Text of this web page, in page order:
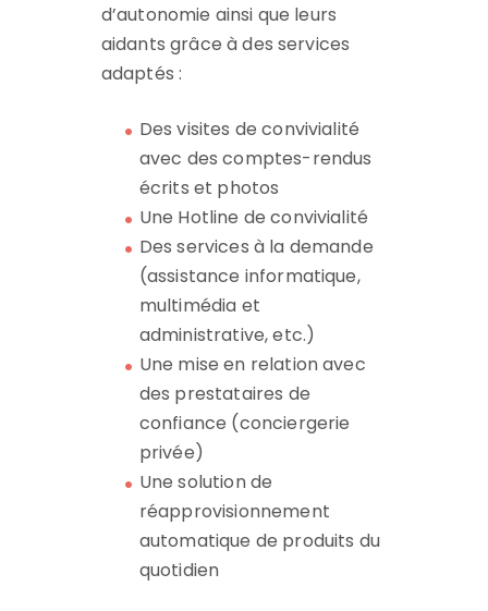
d’autonomie ainsi que leurs
aidants grâce à des services
adaptés :
Des visites de convivialité
avec des comptes-rendus
écrits et photos
Une Hotline de convivialité
Des services à la demande
(assistance informatique,
multimédia et
administrative, etc.)
Une mise en relation avec
des prestataires de
confiance (conciergerie
privée)
Une solution de
réapprovisionnement
automatique de produits du
quotidien